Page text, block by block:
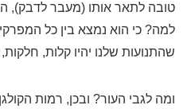
טובה לתאר אותו (מעבר לדבק),
למה? כי הוא נמצא בין כל
שהתנועות שלנו יהיו קלות,
ומה לגבי העור? ובכן, רמות